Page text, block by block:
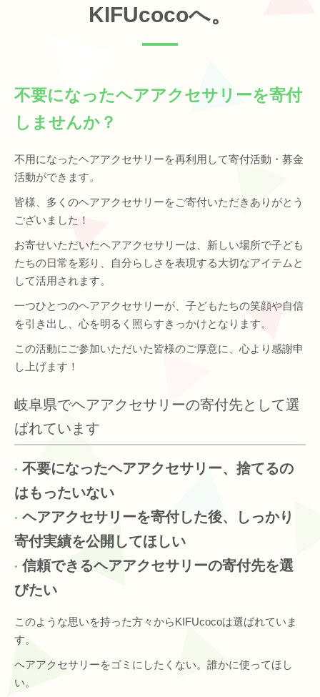
KIFUcocoへ。
不要になったヘアアクセサリーを寄付
しませんか？
不用になったヘアアクセサリーを再利用して寄付活動・募金
活動ができます。
皆様、多くのヘアアクセサリーをご寄付いただきありがとう
ございました！
お寄せいただいたヘアアクセサリーは、新しい場所で子ども
たちの日常を彩り、自分らしさを表現する大切なアイテムと
して活用されます。
一つひとつのヘアアクセサリーが、子どもたちの笑顔や自信
を引き出し、心を明るく照らすきっかけとなります。
この活動にご参加いただいた皆様のご厚意に、心より感謝申
し上げます！
岐阜県でヘアアクセサリーの寄付先として選
ばれています
不要になったヘアアクセサリー、捨てるの
はもったいない
ヘアアクセサリーを寄付した後、しっかり
寄付実績を公開してほしい
信頼できるヘアアクセサリーの寄付先を選
びたい
このような思いを持った方々からKIFUcocoは選ばれていま
す。
ヘアアクセサリーをゴミにしたくない。誰かに使ってほし
い。